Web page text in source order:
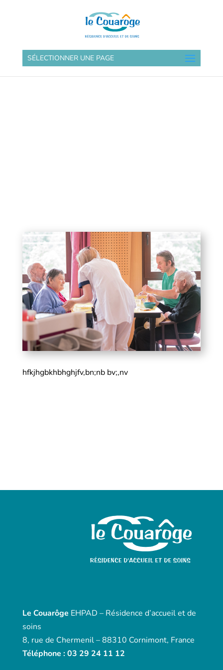
SÉLECTIONNER UNE PAGE
hfkjhgbkhbhghjfv,bn;nb bv;,nv
Le Couarôge EHPAD – Résidence d’accueil et de
soins
8, rue de Chermenil – 88310 Cornimont, France
Téléphone : 03 29 24 11 12